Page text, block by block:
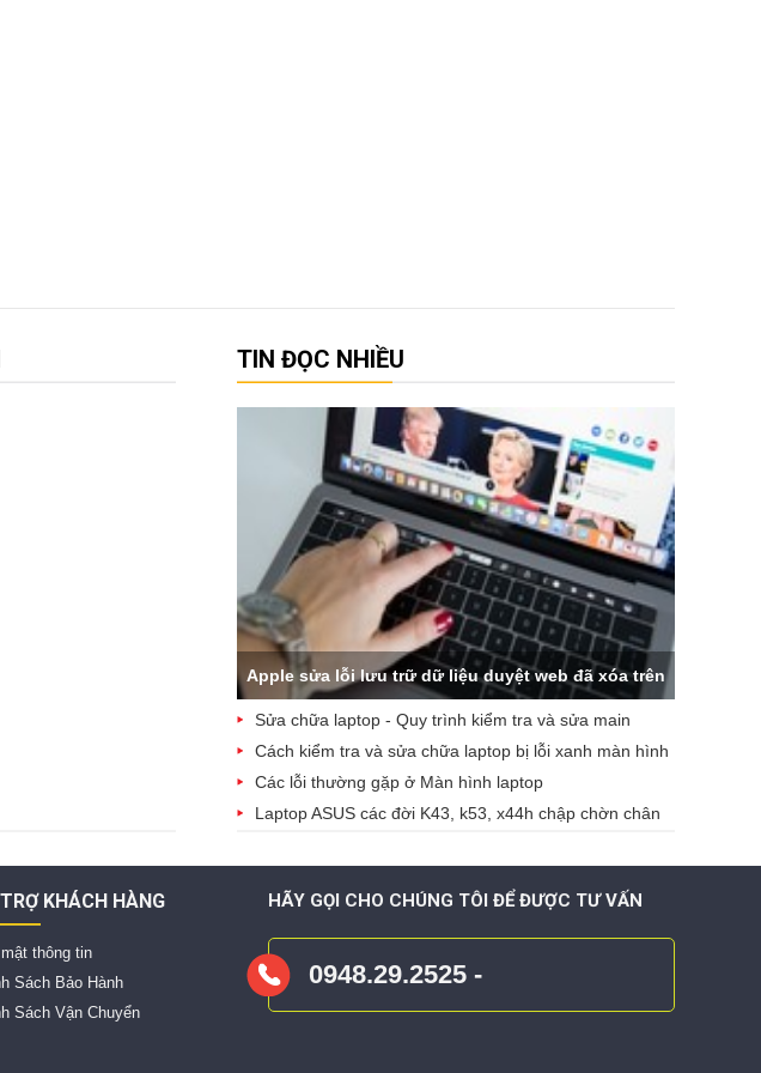
TIN ĐỌC NHIỀU
Apple sửa lỗi lưu trữ dữ liệu duyệt web đã xóa trên
iCloud
Sửa chữa laptop - Quy trình kiểm tra và sửa main
laptop
Cách kiểm tra và sửa chữa laptop bị lỗi xanh màn hình
Các lỗi thường gặp ở Màn hình laptop
Laptop ASUS các đời K43, k53, x44h chập chờn chân
HÃY GỌI CHO CHÚNG TÔI ĐỂ ĐƯỢC TƯ VẤN
0948.29.2525 -
KHÁCH HÀNG
thông tin
Sách Bảo Hành
Sách Vận Chuyển